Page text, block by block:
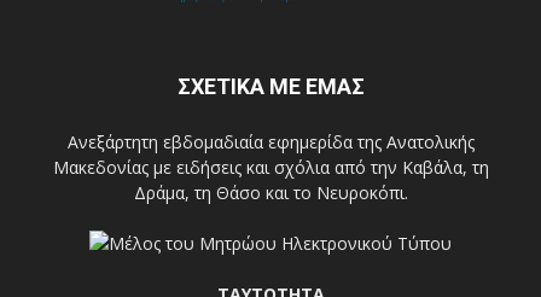
ΣΧΕΤΙΚΑ ΜΕ ΕΜΑΣ
Ανεξάρτητη εβδομαδιαία εφημερίδα της Ανατολικής
Μακεδονίας με ειδήσεις και σχόλια από την Καβάλα, τη
Δράμα, τη Θάσο και το Νευροκόπι.